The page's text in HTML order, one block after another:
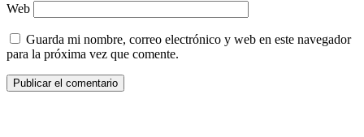
Web
Guarda mi nombre, correo electrónico y web en este navegador
para la próxima vez que comente.